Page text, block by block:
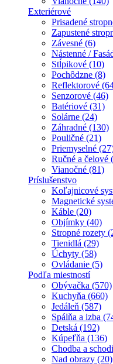
Exteriérové
Prisadené
Zapustené
Závesné (6)
Nástenné /
Stĺpikové (10)
Pochôdzne (8)
Reflektorové
Senzorové (46)
Batériové (31)
Solárne (24)
Záhradné (130)
Pouličné (21)
Priemyselné
Ručné a čelové
Vianočné (81)
Príslušenstvo
Koľajnicové
Magnetické
Káble (20)
Objímky (40)
Stropné rozety
Tienidlá (29)
Úchyty (58)
Ovládanie (5)
Podľa miestností
Obývačka (570)
Kuchyňa (660)
Jedáleň (587)
Spálňa a izba
Detská (192)
Kúpeľňa (136)
Chodba a
Nad obrazy (20)